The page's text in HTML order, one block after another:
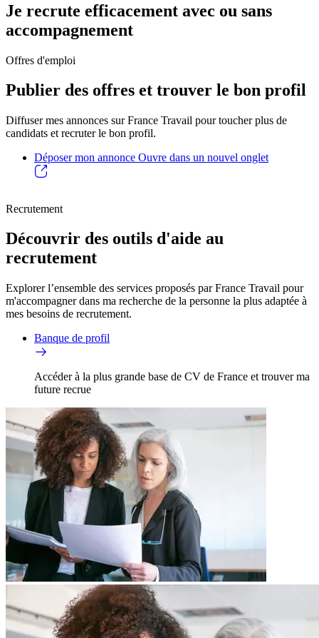
Je recrute efficacement avec ou sans
accompagnement
Offres d'emploi
Publier des offres et trouver le bon profil
Diffuser mes annonces sur France Travail pour toucher plus de
candidats et recruter le bon profil.
Déposer mon annonce Ouvre dans un nouvel onglet
Recrutement
Découvrir des outils d'aide au
recrutement
Explorer l’ensemble des services proposés par France Travail pour
m'accompagner dans ma recherche de la personne la plus adaptée à
mes besoins de recrutement.
Banque de profil
Accéder à la plus grande base de CV de France et trouver ma
future recrue